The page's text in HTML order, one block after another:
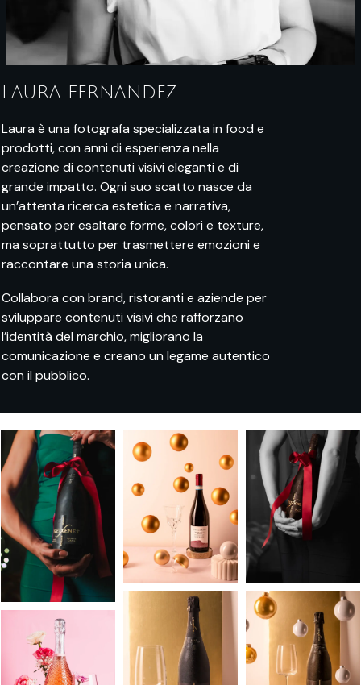
LAURA FERNANDEZ
Laura è una fotografa specializzata in food e
prodotti, con anni di esperienza nella
creazione di contenuti visivi eleganti e di
grande impatto. Ogni suo scatto nasce da
un’attenta ricerca estetica e narrativa,
pensato per esaltare forme, colori e texture,
ma soprattutto per trasmettere emozioni e
raccontare una storia unica.
Collabora con brand, ristoranti e aziende per
sviluppare contenuti visivi che rafforzano
l’identità del marchio, migliorano la
comunicazione e creano un legame autentico
con il pubblico.